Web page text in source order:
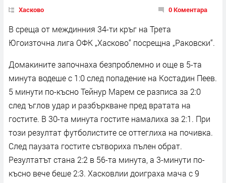
Хасково 0 Коментара
В среща от междинния 34-ти кръг на Трета
Югоизточна лига ОФК „Хасково“ посрещна „Раковски“.
Домакините започнаха безпроблемно и още в 5-та
минута водеше с 1:0 след попадение на Костадин Пеев.
5 минути по-късно Тейнур Марем се разписа за 2:0
след ъглов удар и разбъркване пред вратата на
гостите. В 30-та минута гостите намалиха за 2:1. При
този резултат футболистите се оттеглиха на почивка.
След паузата гостите сътвориха пълен обрат.
Резултатът стана 2:2 в 56-та минута, а 3-минути по-
късно вече беше 2:3. Хасковлии доиграха мача с 9